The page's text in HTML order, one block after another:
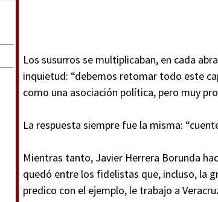
Los susurros se multiplicaban, en cada
inquietud: “debemos retomar todo este
como una asociación política, pero muy
La respuesta siempre fue la misma:
Mientras tanto, Javier Herrera Borunda
quedó entre los fidelistas que, incluso, la
predico con el ejemplo, le trabajo a